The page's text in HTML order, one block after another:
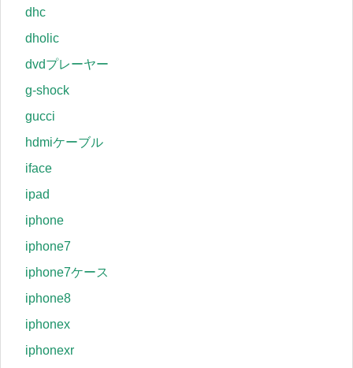
dhc
dholic
dvdプレーヤー
g-shock
gucci
hdmiケーブル
iface
ipad
iphone
iphone7
iphone7ケース
iphone8
iphonex
iphonexr